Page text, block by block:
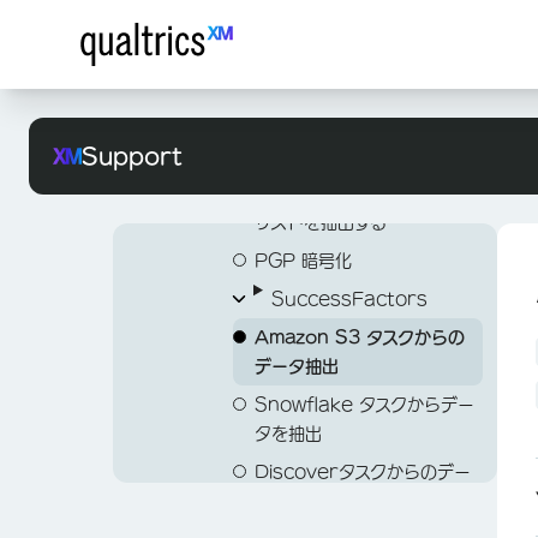
Support
ArcGIS タスクの更新
行履歴レポートの抽出
HubSpotタスクから連絡先
リストを抽出する
PGP 暗号化
SuccessFactors
SuccessFactors から
の従業員データ抽出タスク
OAuth 認証情報を使用し
た SuccessFactors タ
スクの設定
Amazon S3 タスクからの
データ抽出
Snowflake タスクからデー
タを抽出
Discoverタスクからのデー
み込み
SDS タスクへのロード
LOCATIONSディレクトリ
へのデータロード タスク